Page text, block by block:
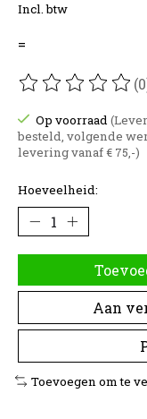
Incl. btw
=
De beoordeling
Op voorraad
besteld, volgende
levering vanaf € 75,-)
Hoeveelheid:
Aan
Toevoegen om te